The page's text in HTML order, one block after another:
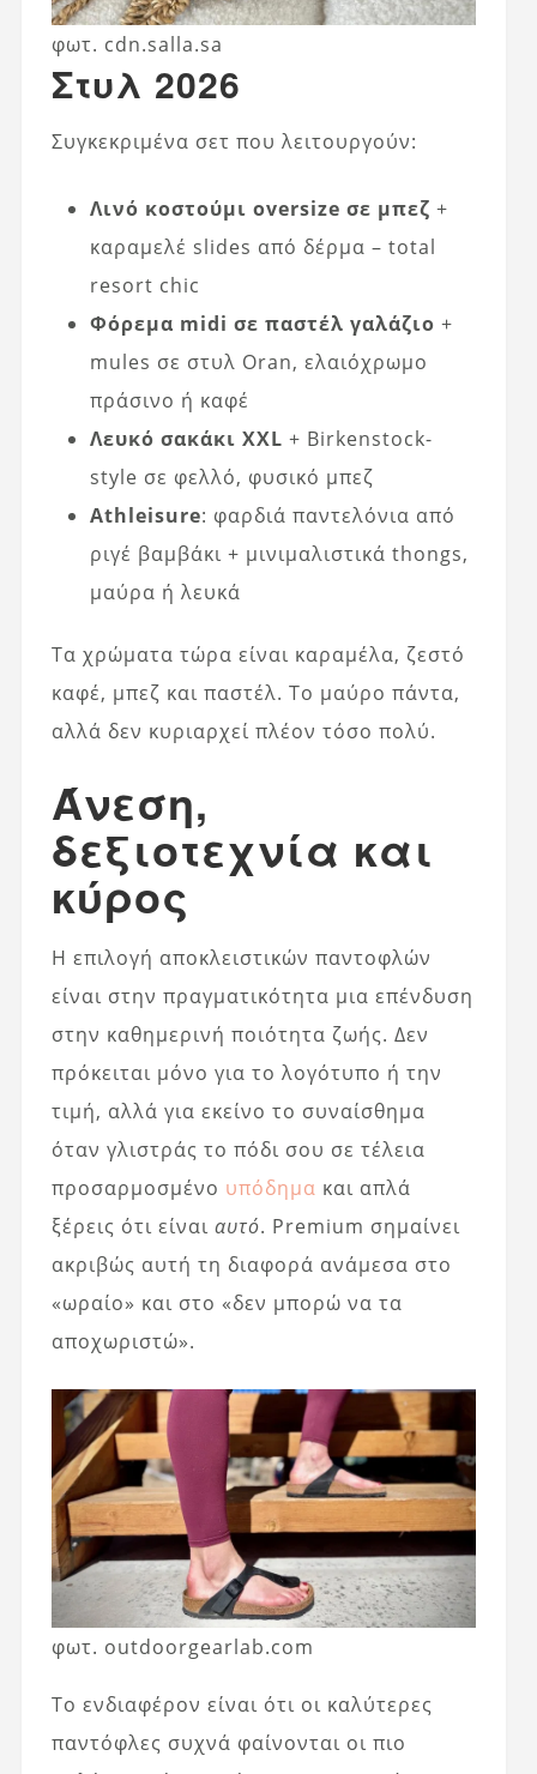
φωτ. cdn.salla.sa
Στυλ 2026
Συγκεκριμένα σετ που λειτουργούν:
Λινό κοστούμι oversize σε μπεζ +
καραμελέ slides από δέρμα – total
resort chic
Φόρεμα midi σε παστέλ γαλάζιο +
mules σε στυλ Oran, ελαιόχρωμο
πράσινο ή καφέ
Λευκό σακάκι XXL + Birkenstock-
style σε φελλό, φυσικό μπεζ
Athleisure: φαρδιά παντελόνια από
ριγέ βαμβάκι + μινιμαλιστικά thongs,
μαύρα ή λευκά
Τα χρώματα τώρα είναι καραμέλα, ζεστό
καφέ, μπεζ και παστέλ. Το μαύρο πάντα,
αλλά δεν κυριαρχεί πλέον τόσο πολύ.
Άνεση,
δεξιοτεχνία και
κύρος
Η επιλογή αποκλειστικών παντοφλών
είναι στην πραγματικότητα μια επένδυση
στην καθημερινή ποιότητα ζωής. Δεν
πρόκειται μόνο για το λογότυπο ή την
τιμή, αλλά για εκείνο το συναίσθημα
όταν γλιστράς το πόδι σου σε τέλεια
προσαρμοσμένο υπόδημα και απλά
ξέρεις ότι είναι αυτό. Premium σημαίνει
ακριβώς αυτή τη διαφορά ανάμεσα στο
«ωραίο» και στο «δεν μπορώ να τα
αποχωριστώ».
φωτ. outdoorgearlab.com
Το ενδιαφέρον είναι ότι οι καλύτερες
παντόφλες συχνά φαίνονται οι πιο